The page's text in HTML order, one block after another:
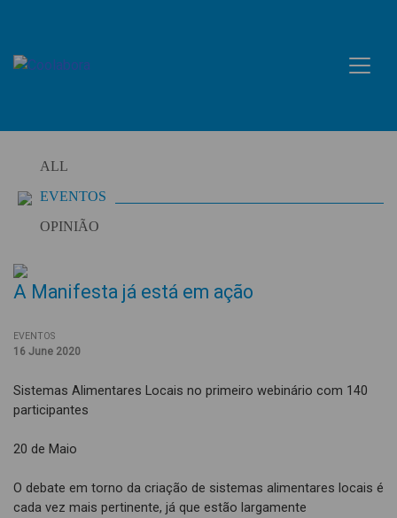
content
ALL
EVENTOS
OPINIÃO
A Manifesta já está em ação
EVENTOS
16 June 2020
Sistemas Alimentares Locais no primeiro webinário com 140
participantes
20 de Maio
O debate em torno da criação de sistemas alimentares locais é
cada vez mais pertinente, já que estão largamente